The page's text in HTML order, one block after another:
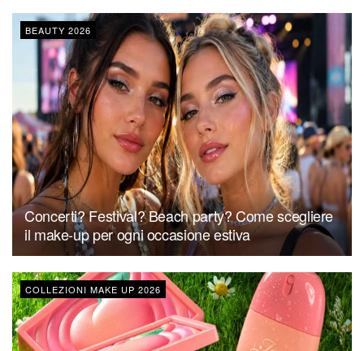
BEAUTY 2026
Concerti? Festival? Beach party? Come scegliere
il make-up per ogni occasione estiva
COLLEZIONI MAKE UP 2026